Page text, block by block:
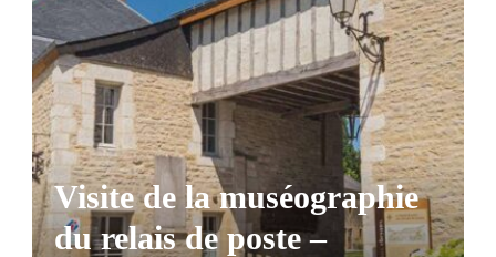
Visite de la muséographie
du relais de poste –